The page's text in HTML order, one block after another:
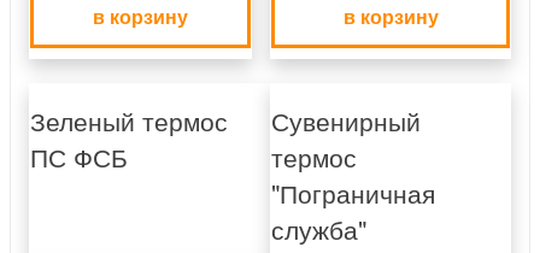
в корзину в корзину
Зеленый термос
ПС ФСБ
Сувенирный
термос
"Пограничная
служба"